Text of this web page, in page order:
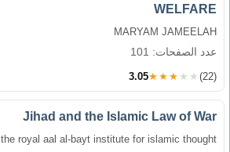
WELFARE
MARYAM JAMEELAH
عدد الصفحات: 101
3.05★★★★★ (22)
Jihad and the Islamic Law of War
the royal aal al-bayt institute for islamic thought